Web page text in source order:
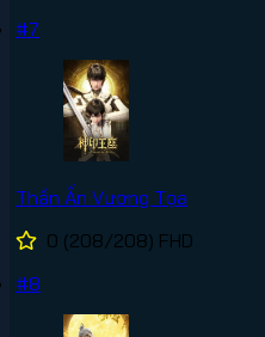
#7
Thần Ấn Vương Tọa
0 (208/208) FHD
#8